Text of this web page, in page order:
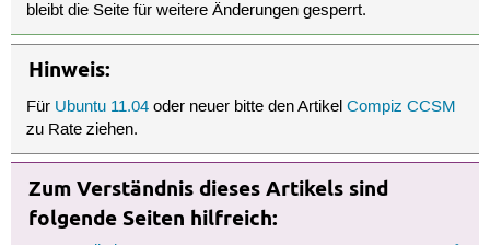
bleibt die Seite für weitere Änderungen gesperrt.
Hinweis:
Für Ubuntu 11.04 oder neuer bitte den ArtikelCompiz CCSM
zu Rate ziehen.
Zum Verständnis dieses Artikels sind
folgende Seiten hilfreich: